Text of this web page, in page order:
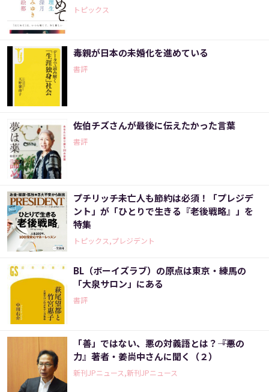
トピックス
毒親が日本の未婚化を進めている
書評
佐伯チズさんが最後に伝えたかった言葉
書評
プチリッチ未亡人も節約は必須！「プレジデ
ント」が「ひとりで生きる『老後戦略』」を
特集
トピックス,プレジデント
BL（ボーイズラブ）の原点は東京・練馬の
「大泉サロン」にある
書評
「善」ではない、悪の対義語とは？――『悪の
力』著者・姜尚中さんに聞く（２）
新刊JPニュース,新刊JPニュース